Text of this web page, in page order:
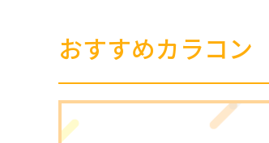
おすすめカラコン